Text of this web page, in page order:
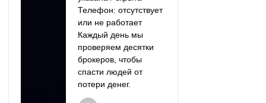
Телефон: отсутствует
или не работает
Каждый день мы
проверяем десятки
брокеров, чтобы
спасти людей от
потери денег.